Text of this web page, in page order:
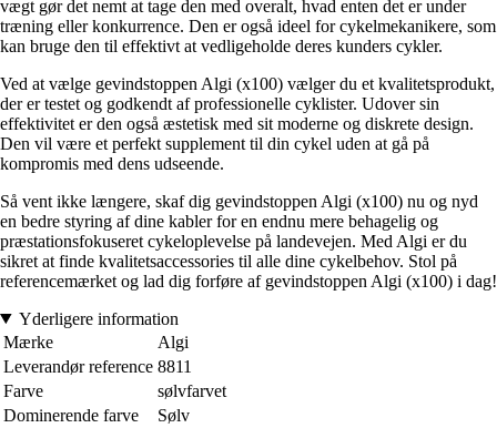
vægt gør det nemt at tage den med overalt, hvad enten det er under
træning eller konkurrence. Den er også ideel for cykelmekanikere, som
kan bruge den til effektivt at vedligeholde deres kunders cykler.
Ved at vælge gevindstoppen Algi (x100) vælger du et kvalitetsprodukt,
der er testet og godkendt af professionelle cyklister. Udover sin
effektivitet er den også æstetisk med sit moderne og diskrete design.
Den vil være et perfekt supplement til din cykel uden at gå på
kompromis med dens udseende.
Så vent ikke længere, skaf dig gevindstoppen Algi (x100) nu og nyd
en bedre styring af dine kabler for en endnu mere behagelig og
præstationsfokuseret cykeloplevelse på landevejen. Med Algi er du
sikret at finde kvalitetsaccessories til alle dine cykelbehov. Stol på
referencemærket og lad dig forføre af gevindstoppen Algi (x100) i dag!
Yderligere information
Mærke
Algi
Leverandør reference 8811
Farve
sølvfarvet
Dominerende farve
Sølv